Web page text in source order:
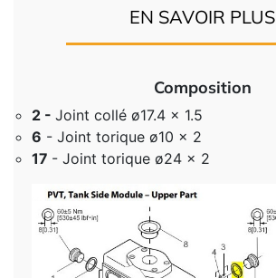
EN SAVOIR PLUS
Composition
2 - Joint collé ø17.4 x 1.5
6 - Joint torique ø10 x 2
17 - Joint torique ø24 x 2